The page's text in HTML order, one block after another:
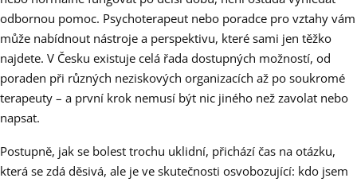
odbornou pomoc. Psychoterapeut nebo poradce pro vztahy vám
může nabídnout nástroje a perspektivu, které sami jen těžko
najdete. V Česku existuje celá řada dostupných možností, od
poraden při různých neziskových organizacích až po soukromé
terapeuty – a první krok nemusí být nic jiného než zavolat nebo
napsat.
Postupně, jak se bolest trochu uklidní, přichází čas na otázku,
která se zdá děsivá, ale je ve skutečnosti osvobozující: kdo jsem